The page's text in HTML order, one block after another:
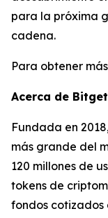
para la próxima
cadena.
Para obtener
Acerca de Bitget
Fundada en
más grande del
120 millones de
tokens de
fondos cotizados